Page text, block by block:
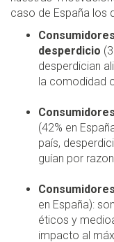
caso de España los
desperdicio
desperdician
la comodidad
(42% en
país,
guían por
en España):
éticos y
impacto al